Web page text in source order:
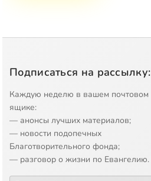
Подписаться на рассылку:
Каждую неделю в вашем почтовом
ящике:
— анонсы лучших материалов;
— новости подопечных
Благотворительного фонда;
— разговор о жизни по Евангелию.